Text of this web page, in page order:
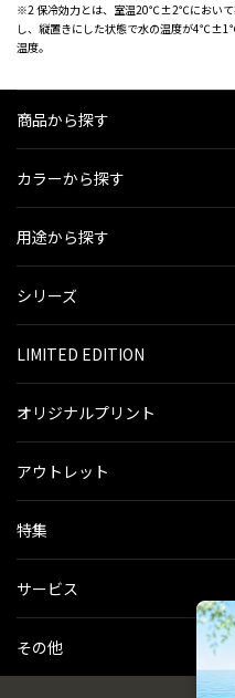
※2 保冷効力とは、室温20℃±2℃において
し、縦置きにした状態で水の温度が
温度。
商品から探す
カラーから探す
用途から探す
シリーズ
LIMITED EDITION
オリジナルプリント
アウトレット
特集
サービス
その他